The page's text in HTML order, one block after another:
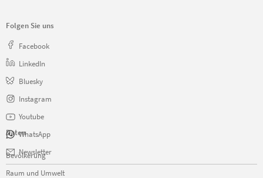
Folgen Sie uns
Facebook
LinkedIn
Bluesky
Instagram
Youtube
WhatsApp
Newsletter
Daten
Navigation
überspringen
Bevölkerung
Raum und Umwelt